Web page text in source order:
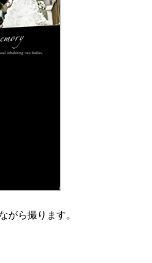
がら撮ります。